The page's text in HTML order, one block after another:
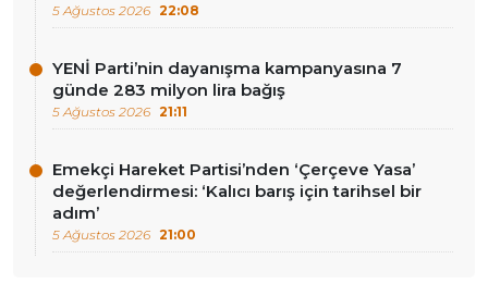
5 Ağustos 2026 22:08
YENİ Parti’nin dayanışma kampanyasına 7
günde 283 milyon lira bağış
5 Ağustos 2026 21:11
Emekçi Hareket Partisi’nden ‘Çerçeve Yasa’
değerlendirmesi: ‘Kalıcı barış için tarihsel bir
adım’
5 Ağustos 2026 21:00